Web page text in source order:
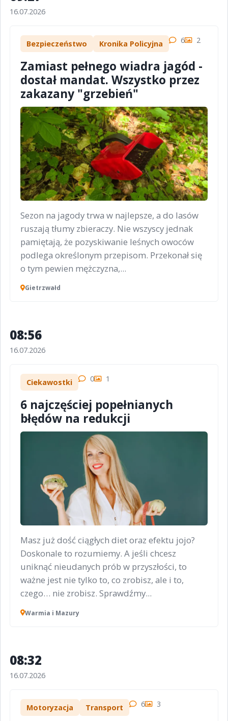
16.07.2026
Bezpieczeństwo Kronika Policyjna 6 2
Zamiast pełnego wiadra jagód -
dostał mandat. Wszystko przez
zakazany "grzebień"
Sezon na jagody trwa w najlepsze, a do lasów
ruszają tłumy zbieraczy. Nie wszyscy jednak
pamiętają, że pozyskiwanie leśnych owoców
podlega określonym przepisom. Przekonał się
o tym pewien mężczyzna,...
Gietrzwałd
08:56
16.07.2026
Ciekawostki 0 1
6 najczęściej popełnianych
błędów na redukcji
Masz już dość ciągłych diet oraz efektu jojo?
Doskonale to rozumiemy. A jeśli chcesz
uniknąć nieudanych prób w przyszłości, to
ważne jest nie tylko to, co zrobisz, ale i to,
czego… nie zrobisz. Sprawdźmy...
Warmia i Mazury
08:32
16.07.2026
Motoryzacja Transport 6 3